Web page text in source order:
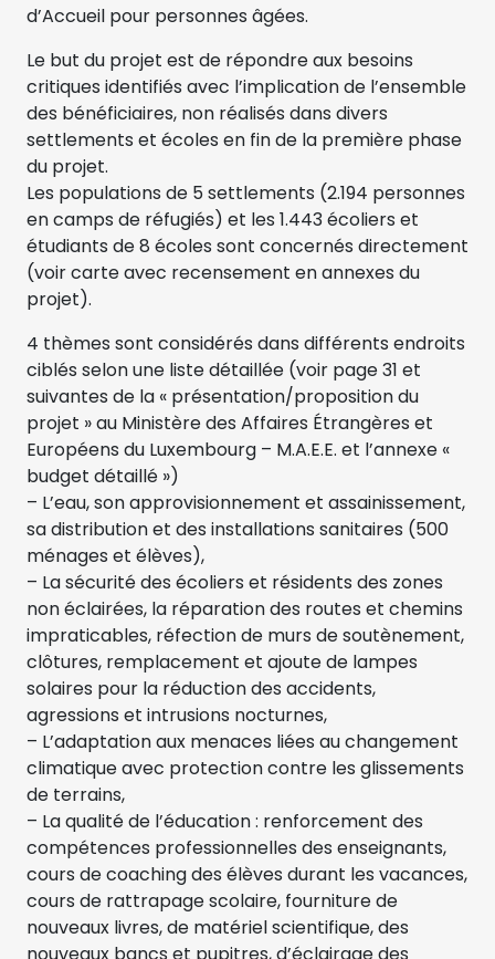
d’Accueil pour personnes âgées.
Le but du projet est de répondre aux besoins
critiques identifiés avec l’implication de l’ensemble
des bénéficiaires, non réalisés dans divers
settlements et écoles en fin de la première phase
du projet.
Les populations de 5 settlements (2.194 personnes
en camps de réfugiés) et les 1.443 écoliers et
étudiants de 8 écoles sont concernés directement
(voir carte avec recensement en annexes du
projet).
4 thèmes sont considérés dans différents endroits
ciblés selon une liste détaillée (voir page 31 et
suivantes de la « présentation/proposition du
projet » au Ministère des Affaires Étrangères et
Européens du Luxembourg – M.A.E.E. et l’annexe «
budget détaillé »)
– L’eau, son approvisionnement et assainissement,
sa distribution et des installations sanitaires (500
ménages et élèves),
– La sécurité des écoliers et résidents des zones
non éclairées, la réparation des routes et chemins
impraticables, réfection de murs de soutènement,
clôtures, remplacement et ajoute de lampes
solaires pour la réduction des accidents,
agressions et intrusions nocturnes,
– L’adaptation aux menaces liées au changement
climatique avec protection contre les glissements
de terrains,
– La qualité de l’éducation : renforcement des
compétences professionnelles des enseignants,
cours de coaching des élèves durant les vacances,
cours de rattrapage scolaire, fourniture de
nouveaux livres, de matériel scientifique, des
nouveaux bancs et pupitres, d’éclairage des